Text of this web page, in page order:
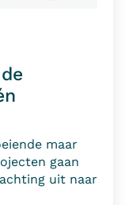
maar
gaan
uit naar